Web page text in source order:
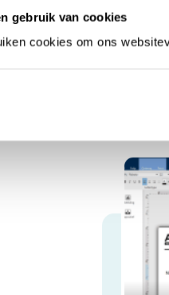
gebruik van cookies
cookies om ons
Je ziet